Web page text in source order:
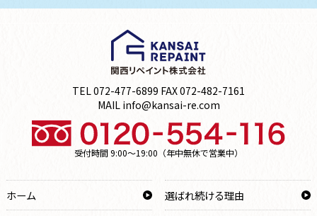
TEL 072-477-6899 FAX 072-482-7161
MAIL info@kansai-re.com
受付時間 9:00～19:00（年中無休で営業中）
ホーム
選ばれ続ける理由